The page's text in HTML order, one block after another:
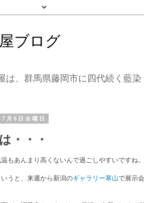
ブログ
、群馬県藤岡市に四代続く藍染
月9日水曜日
・・・
もあんまり高くないんで過ごしやすいですね。
うと、来週から新潟のギャラリー寒山で展示